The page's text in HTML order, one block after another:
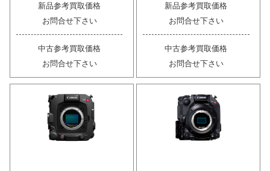
新品参考買取価格
お問合せ下さい
中古参考買取価格
お問合せ下さい
新品参考買取価格
お問合せ下さい
中古参考買取価格
お問合せ下さい